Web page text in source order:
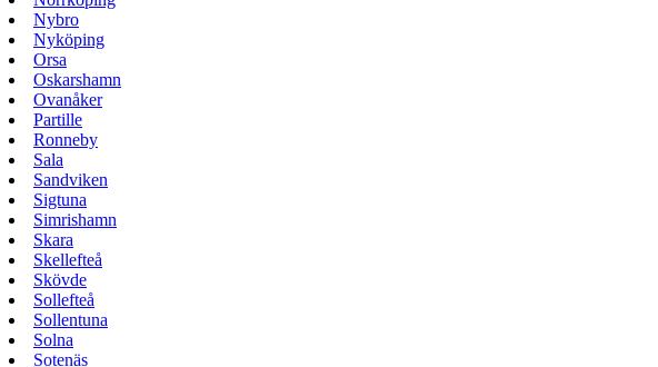
Nybro
Nyköping
Orsa
Oskarshamn
Ovanåker
Partille
Ronneby
Sala
Sandviken
Sigtuna
Simrishamn
Skara
Skellefteå
Skövde
Sollefteå
Sollentuna
Solna
Sotenäs